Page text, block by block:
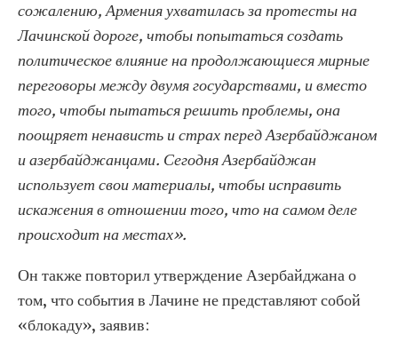
сожалению, Армения ухватилась за протесты на
Лачинской дороге, чтобы попытаться создать
политическое влияние на продолжающиеся мирные
переговоры между двумя государствами, и вместо
того, чтобы пытаться решить проблемы, она
поощряет ненависть и страх перед Азербайджаном
и азербайджанцами. Сегодня Азербайджан
использует свои материалы, чтобы исправить
искажения в отношении того, что на самом деле
происходит на местах».
Он также повторил утверждение Азербайджана о
том, что события в Лачине не представляют собой
«блокаду», заявив: